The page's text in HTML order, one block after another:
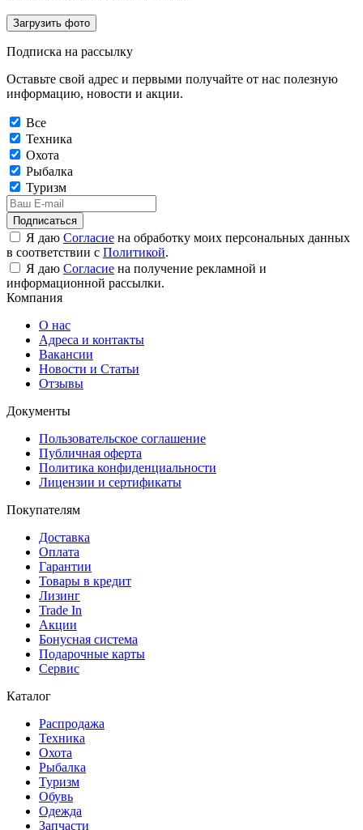
Загрузить фото
Подписка на рассылку
Оставьте свой адрес и первыми получайте от нас полезную
информацию, новости и акции.
Все
Техника
Охота
Рыбалка
Туризм
Подписаться
Я даю Согласие на обработку моих персональных данных
в соответствии с Политикой.
Я даю Согласие на получение рекламной и
информационной рассылки.
Компания
О нас
Адреса и контакты
Вакансии
Новости и Статьи
Отзывы
Документы
Пользовательское соглашение
Публичная оферта
Политика конфиденциальности
Лицензии и сертификаты
Покупателям
Доставка
Оплата
Гарантии
Товары в кредит
Лизинг
Trade In
Акции
Бонусная система
Подарочные карты
Сервис
Каталог
Распродажа
Техника
Охота
Рыбалка
Туризм
Обувь
Одежда
Запчасти